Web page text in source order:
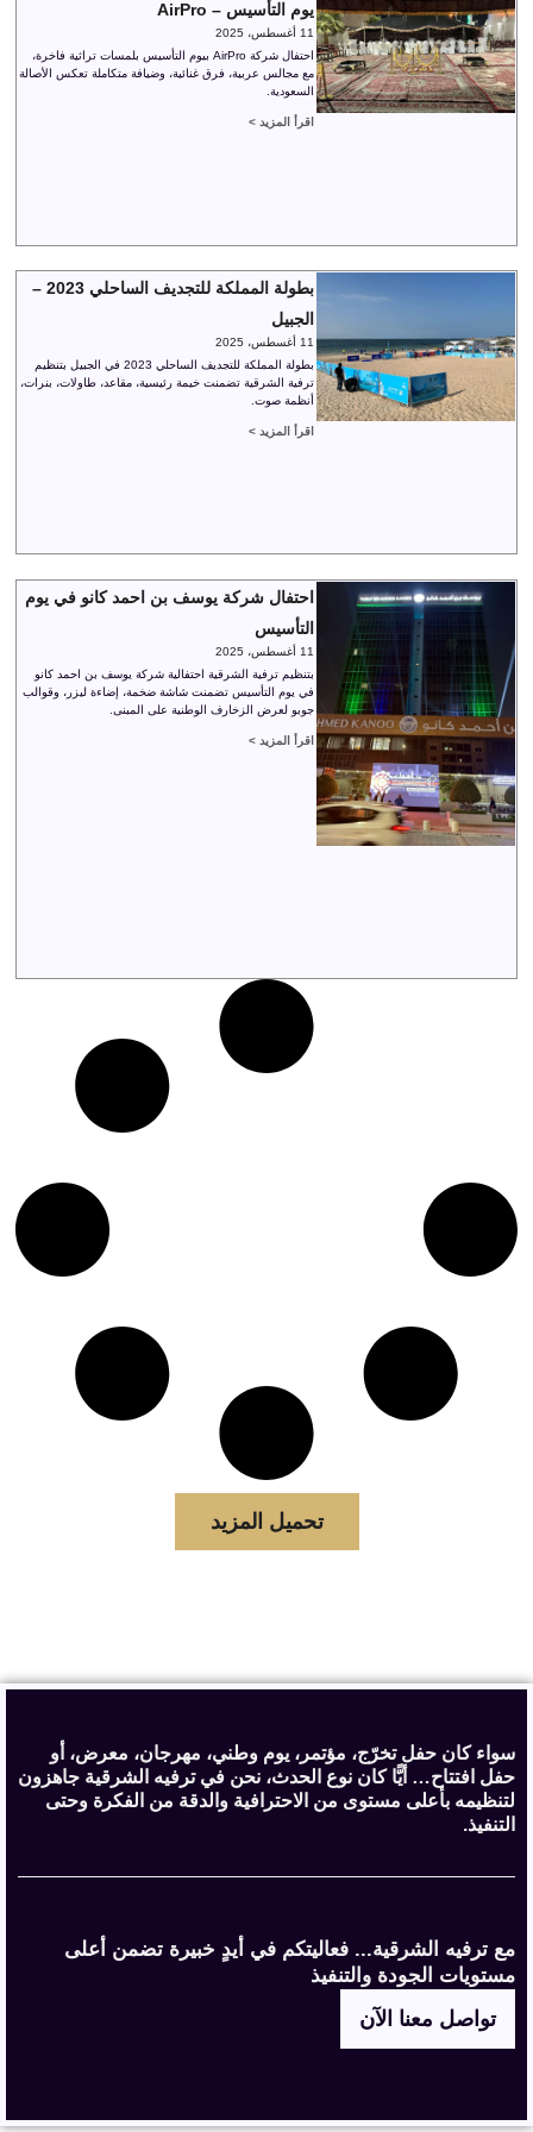
يوم التأسيس – AirPro
11 أغسطس، 2025
احتفال شركة AirPro بيوم التأسيس بلمسات تراثية فاخرة،
مع مجالس عربية، فرق غنائية، وضيافة متكاملة تعكس الأصالة
السعودية.
اقرأ المزيد >
بطولة المملكة للتجديف الساحلي 2023 –
الجبيل
11 أغسطس، 2025
بطولة المملكة للتجديف الساحلي 2023 في الجبيل بتنظيم
ترفية الشرقية تضمنت خيمة رئيسية، مقاعد، طاولات، بنرات،
أنظمة صوت.
اقرأ المزيد >
احتفال شركة يوسف بن احمد كانو في يوم
التأسيس
11 أغسطس، 2025
بتنظيم ترفية الشرقية احتفالية شركة يوسف بن احمد كانو
في يوم التأسيس تضمنت شاشة ضخمة، إضاءة ليزر، وقوالب
جوبو لعرض الزخارف الوطنية على المبنى.
اقرأ المزيد >
تحميل المزيد
سواء كان حفل تخرّج، مؤتمر، يوم وطني، مهرجان، معرض، أو
حفل افتتاح… أيًّا كان نوع الحدث، نحن في ترفيه الشرقية جاهزون
لتنظيمه بأعلى مستوى من الاحترافية والدقة من الفكرة وحتى
التنفيذ.
مع ترفيه الشرقية... فعاليتكم في أيدٍ خبيرة تضمن أعلى
مستويات الجودة والتنفيذ
تواصل معنا الآن